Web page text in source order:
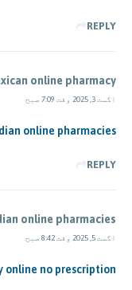
REPLY
online pharmacy
اگست 3, 2025 وقت 7:09 صبح
online pharmacies
REPLY
online pharmacies
اگست 5, 2025 وقت 8:42 صبح
online no prescription